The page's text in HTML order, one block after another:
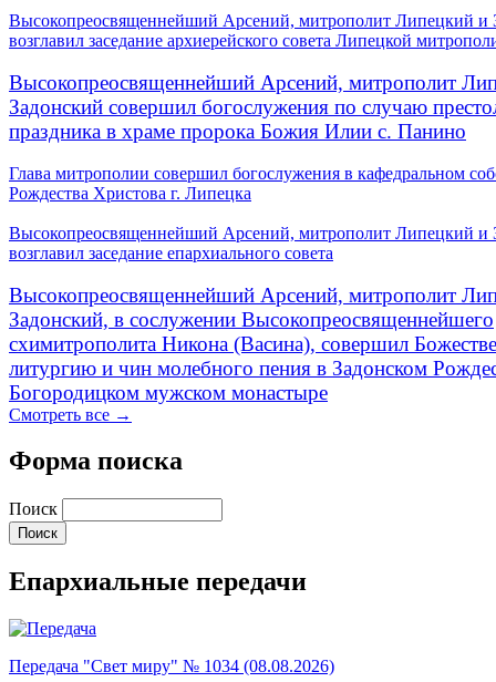
Высокопреосвященнейший Арсений, митрополит Липецкий и
возглавил заседание архиерейского совета Липецкой
Высокопреосвященнейший Арсений, митрополит
Задонский совершил богослужения по случаю
праздника в храме пророка Божия Илии с. Панино
Глава митрополии совершил богослужения в кафедральном
Рождества Христова г. Липецка
Высокопреосвященнейший Арсений, митрополит Липецкий и
возглавил заседание епархиального совета
Высокопреосвященнейший Арсений, митрополит
Задонский, в сослужении Высокопреосвященнейшего
схимитрополита Никона (Васина), совершил
литургию и чин молебного пения в Задонском
Богородицком мужском монастыре
Смотреть все →
Форма поиска
Поиск
Епархиальные передачи
Передача "Свет миру" № 1034 (08.08.2026)